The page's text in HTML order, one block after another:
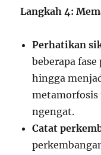
Langkah 4:
Perhatikan
beberapa
hingga
ngengat.
Catat